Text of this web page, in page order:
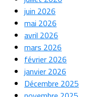
juin 2026
mai 2026
avril 2026
mars 2026
février 2026
janvier 2026
Décembre 2025